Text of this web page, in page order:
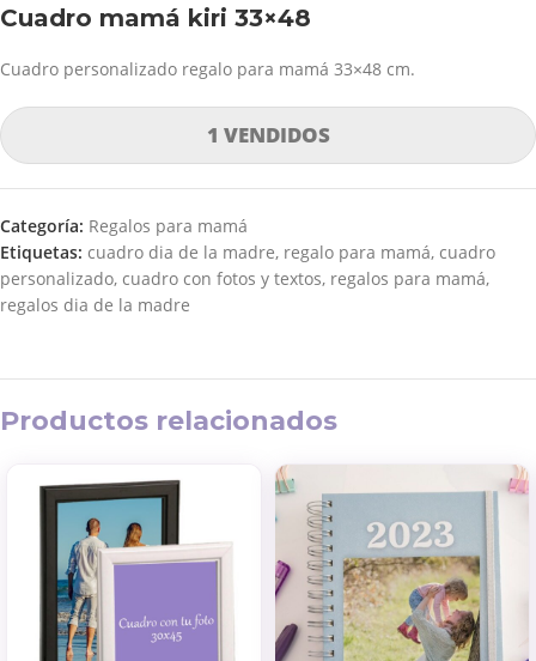
Cuadro mamá kiri 33×48
Cuadro personalizado regalo para mamá 33×48 cm.
1 VENDIDOS
Categoría: Regalos para mamá
Etiquetas: cuadro dia de la madre, regalo para mamá, cuadro
personalizado, cuadro con fotos y textos, regalos para mamá,
regalos dia de la madre
Productos relacionados